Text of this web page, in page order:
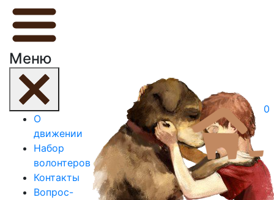
Меню
О
движении
Набор
волонтеров
Контакты
Вопрос-
0